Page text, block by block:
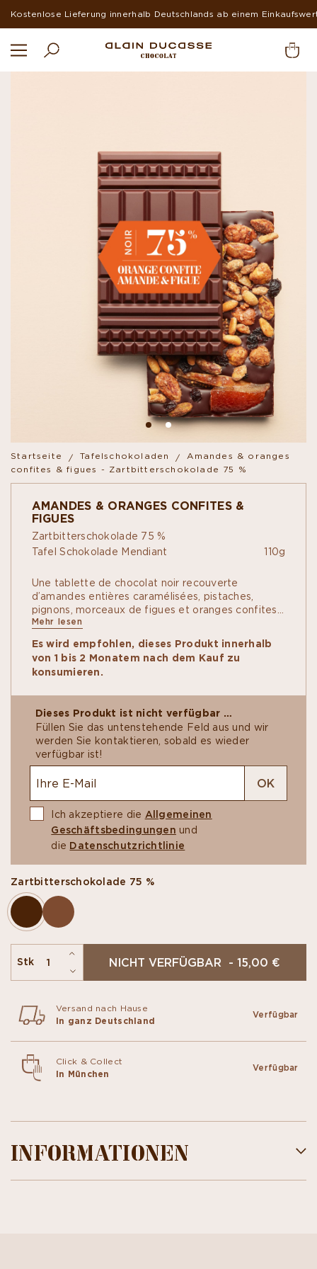
Kostenlose Lieferung innerhalb Deutschlands ab einem
Startseite Tafelschokoladen
Amandes & oranges
confites & figues - Zartbitterschokolade 75 %
AMANDES & ORANGES CONFITES &
FIGUES
Zartbitterschokolade 75 %
Tafel Schokolade Mendiant
110g
Une tablette de chocolat noir recouverte
d’amandes entières caramélisées, pistaches,
pignons, morceaux de figues et oranges confites.
Les tablettes de chocolat Mendiant revisitent la
fruits secs...ou sans ! Des tablettes croquantes
dont le chocolat est couvert d’ingrédients
gourmands, de fruits confits, de noisettes
Mehr lesen
Es wird empfohlen, dieses Produkt innerhalb
von 1 bis 2 Monatem nach dem Kauf zu
konsumieren.
Dieses Produkt ist nicht verfügbar …
Füllen Sie das untenstehende Feld aus und wir
werden Sie kontaktieren, sobald es wieder
verfügbar ist!
Ich akzeptiere die Allgemeinen
Geschäftsbedingungen und
die Datenschutzrichtlinie
OK
Zartbitterschokolade 75 %
Stk NICHT VERFÜGBAR - 15,00 €
Versand nach Hause
In ganz Deutschland
Verfügbar
Click & Collect
In München
Verfügbar
INFORMATIONEN